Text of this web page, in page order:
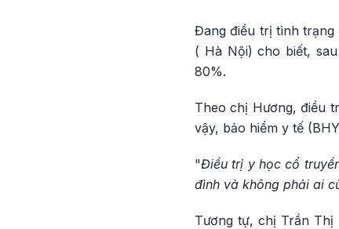
Đang điều trị tình trạng
( Hà Nội) cho biết,
80%.
Theo chị Hương, điều
vậy, bảo hiểm y tế
"Điều trị y học cổ
đình và không phải ai
Tương tự, chị Trần